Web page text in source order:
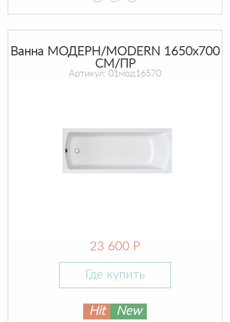
Ванна МОДЕРН/MODERN 1650х700
СМ/ПР
Артикул: 01мод16570
23 600 Р
Где купить
Hit New